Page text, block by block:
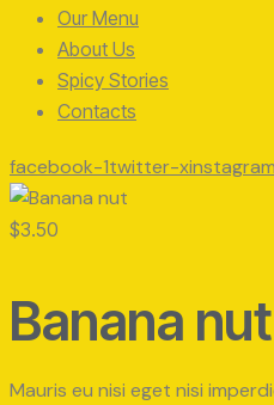
Our Menu
About Us
Spicy Stories
Contacts
facebook-1twitter-xinstagram
$3.50
Banana nut
Mauris eu nisi eget nisi